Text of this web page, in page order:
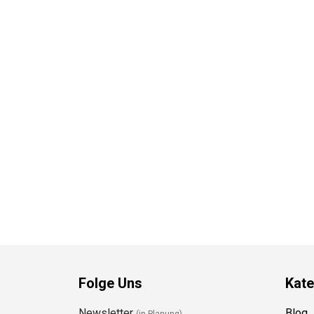
Folge Uns